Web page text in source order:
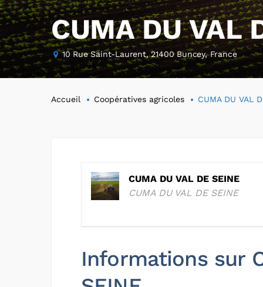
CUMA DU VAL
10 Rue Saint-Laurent, 21400 Buncey, France
Accueil Coopératives agricoles CUMA DU VAL
CUMA DU VAL DE SEINE
CUMA DU VAL DE SEINE
Informations sur